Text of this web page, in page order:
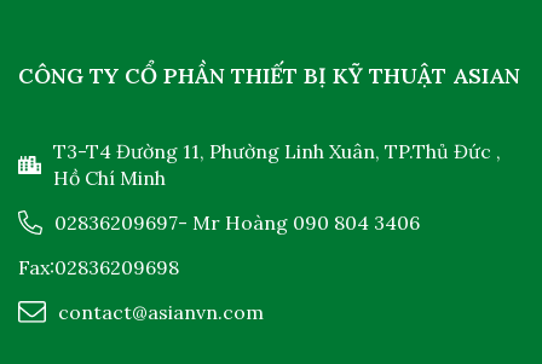
CÔNG TY CỔ PHẦN THIẾT BỊ KỸ THUẬT ASIAN
T3-T4 Đường 11, Phường Linh Xuân, TP.Thủ Đức ,
Hồ Chí Minh
02836209697- Mr Hoàng 090 804 3406
Fax:02836209698
contact@asianvn.com